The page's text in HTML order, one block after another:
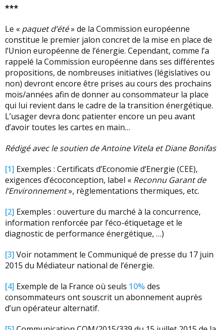
***
Le « paquet d’été» de la Commission européenne
constitue le premier jalon concret de la mise en place de
l’Union européenne de l’énergie. Cependant, comme l’a
rappelé la Commission européenne dans ses différentes
propositions, de nombreuses initiatives (législatives ou
non) devront encore être prises au cours des prochains
mois/années afin de donner au consommateur la place
qui lui revient dans le cadre de la transition énergétique.
L’usager devra donc patienter encore un peu avant
d’avoir toutes les cartes en main…
Rédigé avec le soutien de Antoine Vitela et Diane Bonifas
[1] Exemples : Certificats d’Economie d’Energie (CEE),
exigences d’écoconception, label « Reconnu Garant de
l’Environnement», règlementations thermiques, etc.
[2] Exemples : ouverture du marché à la concurrence,
information renforcée par l’éco-étiquetage et le
diagnostic de performance énergétique, …)
[3] Voir notamment le Communiqué de presse du 17 juin
2015 du Médiateur national de l’énergie.
[4] Exemple de la France où seuls 10% des
consommateurs ont souscrit un abonnement auprès
d’un opérateur alternatif.